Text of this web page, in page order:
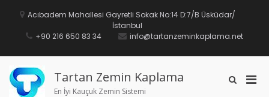
Acıbadem Mahallesi Gayretli Sokak No:14 D:7/B Üsküdar/
İstanbul
+90 216 650 83 34
info@tartanzeminkaplama.net
Tartan Zemin Kaplama
En İyi Kauçuk Zemin Sistemi
Arama